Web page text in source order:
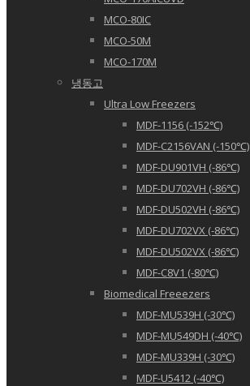
MCO-80IC
MCO-50M
MCO-170M
냉동고
Ultra Low Freezers
MDF-1156 (-152℃)
MDF-C2156VAN (-150℃)
MDF-DU901VH (-86℃)
MDF-DU702VH (-86℃)
MDF-DU502VH (-86℃)
MDF-DU702VX (-86℃)
MDF-DU502VX (-86℃)
MDF-C8V1 (-80℃)
Biomedical Freeezers
MDF-MU539H (-30℃)
MDF-MU549DH (-40℃)
MDF-MU339H (-30℃)
MDF-U5412 (-40℃)